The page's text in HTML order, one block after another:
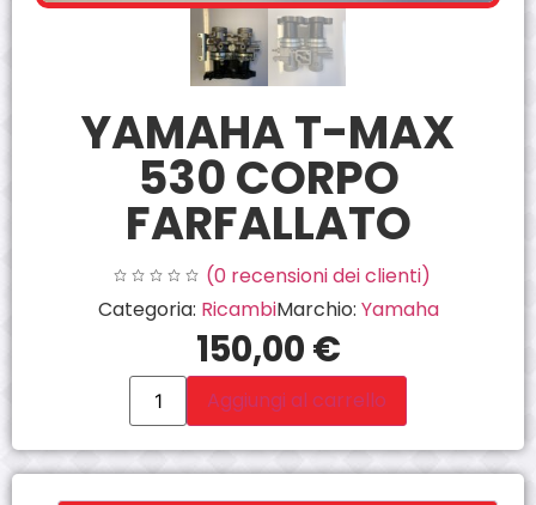
YAMAHA T-MAX
530 CORPO
FARFALLATO
(0recensioni dei clienti)
Categoria: RicambiMarchio: Yamaha
150,00 €
Aggiungi al carrello